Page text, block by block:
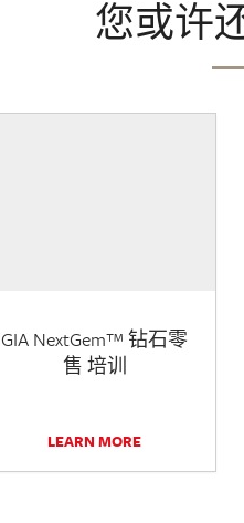
您或许
GIA NextGem™ 钻石零
售 培训
LEARN MORE